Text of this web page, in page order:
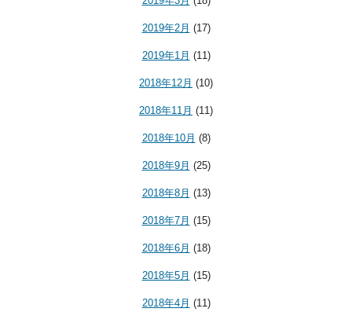
2019年2月 (17)
2019年1月 (11)
2018年12月 (10)
2018年11月 (11)
2018年10月 (8)
2018年9月 (25)
2018年8月 (13)
2018年7月 (15)
2018年6月 (18)
2018年5月 (15)
2018年4月 (11)